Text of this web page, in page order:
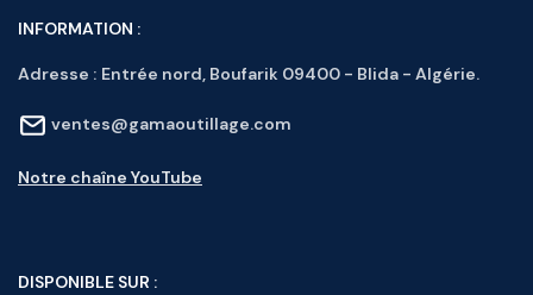
INFORMATION :
Adresse : Entrée nord, Boufarik 09400 - Blida - Algérie.
ventes@gamaoutillage.com
Notre chaîne YouTube
DISPONIBLE SUR :